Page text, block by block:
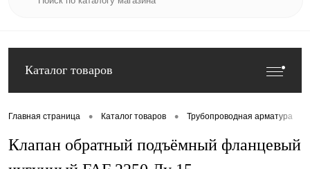
Каталог товаров
Главная страница • Каталог товаров • Трубопроводная арматура
Клапан обратный подъёмный фланцевый